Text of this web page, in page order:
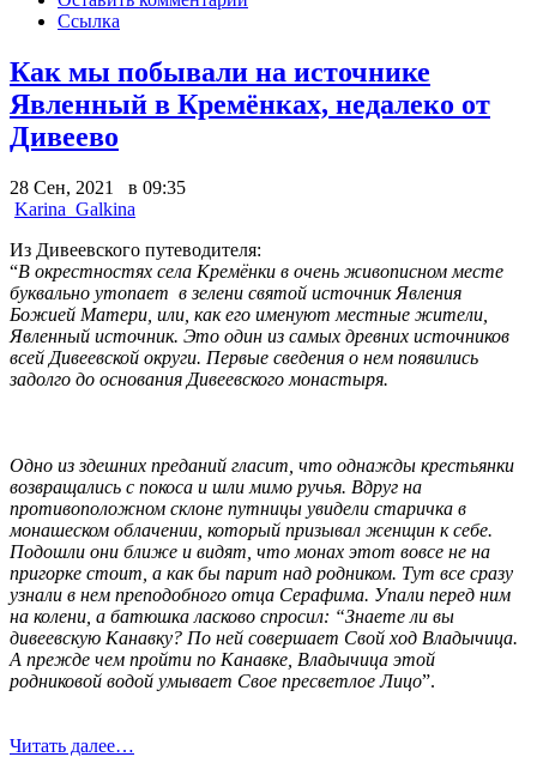
Ссылка
Как мы побывали на источнике
Явленный в Кремёнках, недалеко от
Дивеево
28 Сен, 2021 в 09:35
Karina_Galkina
Из Дивеевского путеводителя:
“В окрестностях села Кремёнки в очень живописном месте
буквально утопает в зелени святой источник Явления
Божией Матери, или, как его именуют местные жители,
Явленный источник. Это один из самых древних источников
всей Дивеевской округи. Первые сведения о нем появились
задолго до основания Дивеевского монастыря.
Одно из здешних преданий гласит, что однажды крестьянки
возвращались с покоса и шли мимо ручья. Вдруг на
противоположном склоне путницы увидели старичка в
монашеском облачении, который призывал женщин к себе.
Подошли они ближе и видят, что монах этот вовсе не на
пригорке стоит, а как бы парит над родником. Тут все сразу
узнали в нем преподобного отца Серафима. Упали перед ним
на колени, а батюшка ласково спросил: “Знаете ли вы
дивеевскую Канавку? По ней совершает Свой ход Владычица.
А прежде чем пройти по Канавке, Владычица этой
родниковой водой умывает Свое пресветлое Лицо”.
Читать далее…